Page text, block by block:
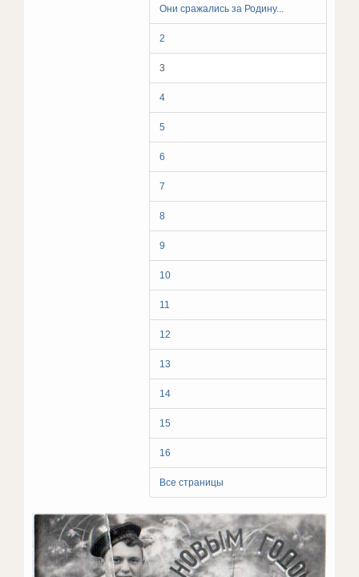
Они сражались за Родину...
2
3
4
5
6
7
8
9
10
11
12
13
14
15
16
Все страницы